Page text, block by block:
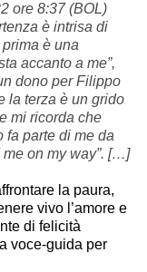
ore 8:37 (BOL)
è intrisa di
è una
accanto a me”,
dono per Filippo
la terza è un grido
mi ricorda che
fa parte di me da
me on my way”. […]
la paura,
vivo l’amore e
di felicità
voce-guida per